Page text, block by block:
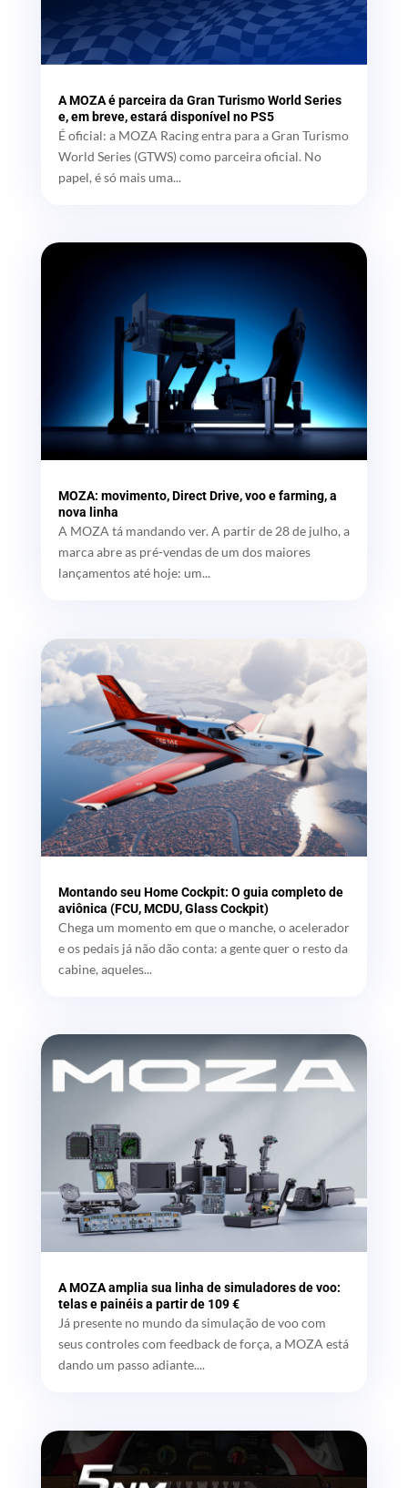
A MOZA é parceira da Gran Turismo World Series
e, em breve, estará disponível no PS5
É oficial: a MOZA Racing entra para a Gran Turismo
MOZA: movimento, Direct Drive, voo e farming, a
nova linha
A MOZA tá mandando ver. A partir de 28 de julho, a
Montando seu Home Cockpit: O guia completo de
aviônica (FCU, MCDU, Glass Cockpit)
Chega um momento em que o manche, o acelerador
e os pedais já não dão conta: a gente quer o resto da
A MOZA amplia sua linha de simuladores de voo:
telas e painéis a partir de 109 €
Já presente no mundo da simulação de voo com
seus controles com feedback de força, a MOZA está
dando um passo adiante....